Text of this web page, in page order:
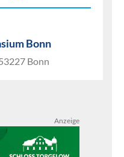
Bonn
Bonn
Anzeige